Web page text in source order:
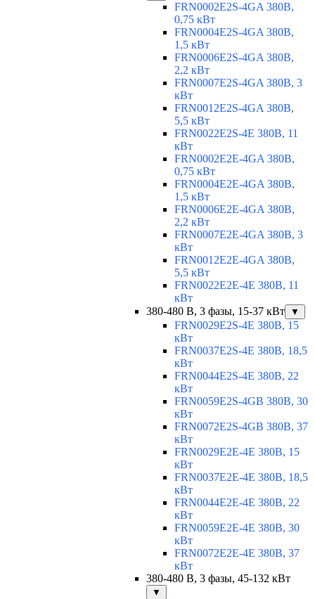
FRN0002E2S-4GA 380В,
0,75 кВт
FRN0004E2S-4GA 380В,
1,5 кВт
FRN0006E2S-4GA 380В,
2,2 кВт
FRN0007E2S-4GA 380В, 3
кВт
FRN0012E2S-4GA 380В,
5,5 кВт
FRN0022E2S-4E 380В, 11
кВт
FRN0002E2E-4GA 380В,
0,75 кВт
FRN0004E2E-4GA 380В,
1,5 кВт
FRN0006E2E-4GA 380В,
2,2 кВт
FRN0007E2E-4GA 380В, 3
кВт
FRN0012E2E-4GA 380В,
5,5 кВт
FRN0022E2E-4E 380В, 11
кВт
380-480 В, 3 фазы, 15-37 кВт
▼
FRN0029E2S-4E 380В, 15
кВт
FRN0037E2S-4E 380В, 18,5
кВт
FRN0044E2S-4E 380В, 22
кВт
FRN0059E2S-4GB 380В, 30
кВт
FRN0072E2S-4GB 380В, 37
кВт
FRN0029E2E-4E 380В, 15
кВт
FRN0037E2E-4E 380В, 18,5
кВт
FRN0044E2E-4E 380В, 22
кВт
FRN0059E2E-4E 380В, 30
кВт
FRN0072E2E-4E 380В, 37
кВт
380-480 В, 3 фазы, 45-132 кВт
▼